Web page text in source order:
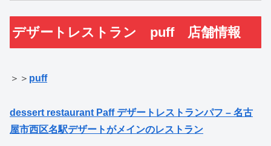
デザートレストラン puff 店舗情報
＞＞ puff
dessert restaurant Paff デザートレストランパフ – 名古
屋市西区名駅デザートがメインのレストラン